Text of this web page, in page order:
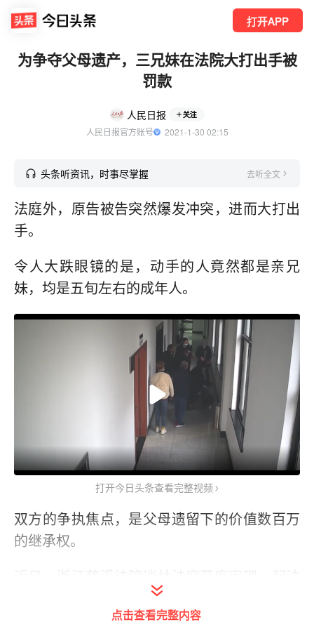
打开APP
为争夺父母遗产，三兄妹在法院大打出手被
罚款
人民日报 关注
人民日报官方账号
  2021-1-30 02:15
头条听资讯，时事尽掌握 去听全文
法庭外，原告被告突然爆发冲突，进而大打出
手。
令人大跌眼镜的是，动手的人竟然都是亲兄
妹，均是五旬左右的成年人。
打开今日头条查看完整视频
双方的争执焦点，是父母遗留下的价值数百万
的继承权。
点击查看完整内容